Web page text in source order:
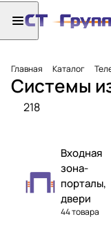
Главная Каталог
Системы
218
Входная
зона-
порталы,
двери
44 товара